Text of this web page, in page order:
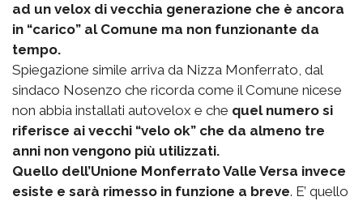
ad un velox di vecchia generazione che è ancora
in “carico” al Comune ma non funzionante da
tempo.
Spiegazione simile arriva da Nizza Monferrato, dal
sindaco Nosenzo che ricorda come il Comune nicese
non abbia installati autovelox e che quel numero si
riferisce ai vecchi “velo ok” che da almeno tre
anni non vengono più utilizzati.
Quello dell’Unione Monferrato Valle Versa invece
esiste e sarà rimesso in funzione a breve. E’ quello